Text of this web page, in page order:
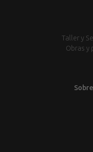
Taller y
Obras y